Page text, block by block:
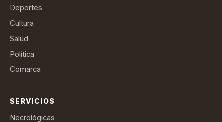
Deportes
Cultura
Salud
Política
Comarca
SERVICIOS
Necrológicas